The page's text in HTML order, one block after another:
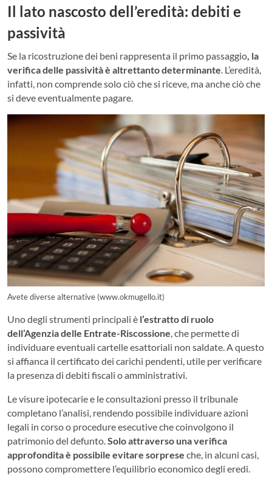
Il lato nascosto dell’eredità: debiti e
passività
Se la ricostruzione dei beni rappresenta il primo passaggio, la
verifica delle passività è altrettanto determinante. L’eredità,
infatti, non comprende solo ciò che si riceve, ma anche ciò che
si deve eventualmente pagare.
Avete diverse alternative (www.okmugello.it)
Uno degli strumenti principali è l’estratto di ruolo
dell’Agenzia delle Entrate-Riscossione, che permette di
individuare eventuali cartelle esattoriali non saldate. A questo
si affianca il certificato dei carichi pendenti, utile per verificare
la presenza di debiti fiscali o amministrativi.
Le visure ipotecarie e le consultazioni presso il tribunale
completano l’analisi, rendendo possibile individuare azioni
legali in corso o procedure esecutive che coinvolgono il
patrimonio del defunto.Solo attraverso una verifica
approfondita è possibile evitare sorprese che, in alcuni casi,
possono compromettere l’equilibrio economico degli eredi.